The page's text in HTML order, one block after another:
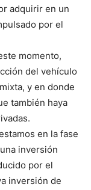
adquirir en un
por el
momento,
del vehículo
y en donde
también haya
en la fase
inversión
por el
inversión de